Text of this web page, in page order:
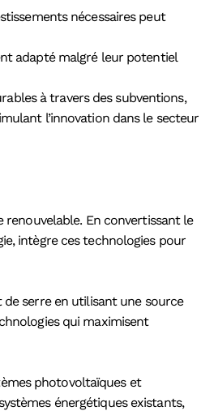
nécessaires peut
adapté malgré leur potentiel
à travers des subventions,
l’innovation dans le secteur
En convertissant le
intègre ces technologies pour
serre en utilisant une source
qui maximisent
photovoltaïques et
énergétiques existants,